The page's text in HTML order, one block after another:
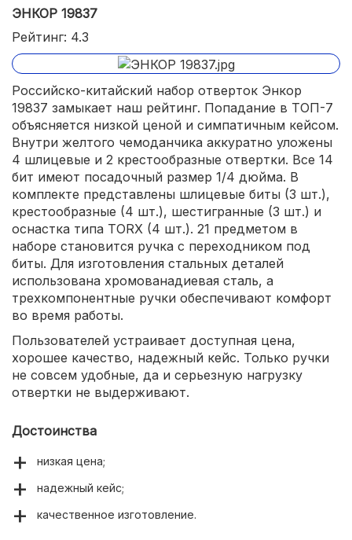
ЭНКОР 19837
Рейтинг: 4.3
Российско-китайский набор отверток Энкор
19837 замыкает наш рейтинг. Попадание в ТОП-7
объясняется низкой ценой и симпатичным кейсом.
Внутри желтого чемоданчика аккуратно уложены
4 шлицевые и 2 крестообразные отвертки. Все 14
бит имеют посадочный размер 1/4 дюйма. В
комплекте представлены шлицевые биты (3 шт.),
крестообразные (4 шт.), шестигранные (3 шт.) и
оснастка типа TORX (4 шт.). 21 предметом в
наборе становится ручка с переходником под
биты. Для изготовления стальных деталей
использована хромованадиевая сталь, а
трехкомпонентные ручки обеспечивают комфорт
во время работы.
Пользователей устраивает доступная цена,
хорошее качество, надежный кейс. Только ручки
не совсем удобные, да и серьезную нагрузку
отвертки не выдерживают.
Достоинства
низкая цена;
надежный кейс;
качественное изготовление.